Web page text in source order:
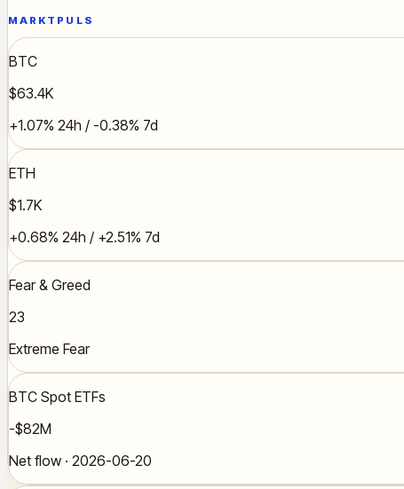
MARKTPULS
BTC
$63.4K
+1.07% 24h / -0.38% 7d
ETH
$1.7K
+0.68% 24h / +2.51% 7d
Fear & Greed
23
Extreme Fear
BTC Spot ETFs
-$82M
Net flow · 2026-06-20